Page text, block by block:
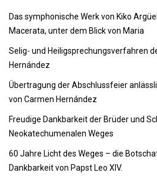
Das symphonische Werk von Kiko
Macerata, unter dem Blick von Maria
Selig- und Heiligsprechungsverfahren
Hernández
Übertragung der Abschlussfeier
von Carmen Hernández
Freudige Dankbarkeit der Brüder und
Neokatechumenalen Weges
60 Jahre Licht des Weges – die
Dankbarkeit von Papst Leo XIV.